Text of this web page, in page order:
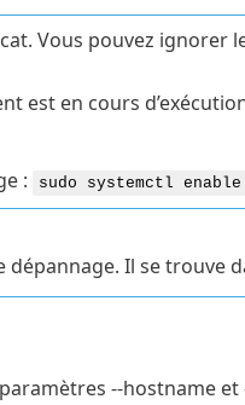
Vous pouvez ignorer
est en cours
: sudo systemctl
Il se trouve
--hostname